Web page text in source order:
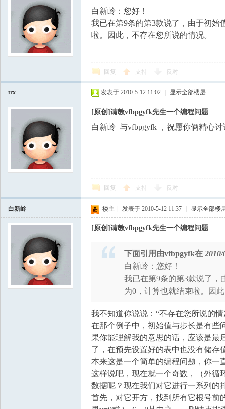
白新岭：您好！
我已在第9条的第3款说了，由于初始
啦。因此，不存在您所说的情况。
回复 支持 反对
trx 发表于 2010-5-12 11:02 显示全部楼层
[原创]请教vfbpgyfk先生一个编程问题
白新岭 与vfbpgyfk ，祝愿你俩精心
回复 支持 反对
白新岭 楼主 发表于 2010-5-12 11:37 显示全部楼
[原创]请教vfbpgyfk先生一个编程问题
下面引用由vfbpgyfk在 2010/
白新岭：您好！
我已在第9条的第3款说了，
为0，计算也就结束啦。因
我不知道你说说：“不存在您所说的
在那个例子中，初始值与步长是有些
果你能理解我的意思的话，应该是最
了，在预先设置好的表中也没有储存
本来这是一个简单的编程问题，你一
这样说吧，现在就一个奇数，（外循
数据呢？现在我们对它进行一系列的
首先，对它开方，找到所有它根号前